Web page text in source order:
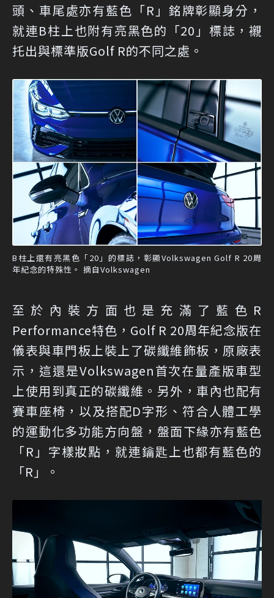
頭、車尾處亦有藍色「R」銘牌彰顯身分，
就連B柱上也附有亮黑色的「20」標誌，襯
托出與標準版Golf R的不同之處。
B柱上還有亮黑色「20」的標誌，彰顯Volkswagen Golf R 20周
年紀念的特殊性。 摘自Volkswagen
至於內裝方面也是充滿了藍色R
Performance特色，Golf R 20周年紀念版在
儀表與車門板上裝上了碳纖維飾板，原廠表
示，這還是Volkswagen首次在量產版車型
上使用到真正的碳纖維。另外，車內也配有
賽車座椅，以及搭配D字形、符合人體工學
的運動化多功能方向盤，盤面下緣亦有藍色
「R」字樣妝點，就連鑰匙上也都有藍色的
「R」。